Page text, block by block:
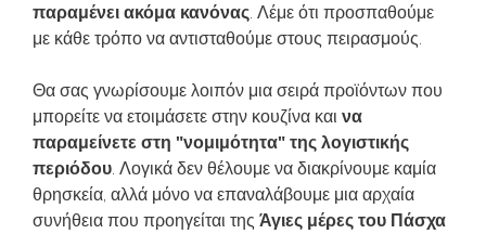
παραμένει ακόμα κανόνας. Λέμε ότι προσπαθούμε
με κάθε τρόπο να αντισταθούμε στους πειρασμούς.
Θα σας γνωρίσουμε λοιπόν μια σειρά προϊόντων που
μπορείτε να ετοιμάσετε στην κουζίνα και να
παραμείνετε στη "νομιμότητα" της λογιστικής
περιόδου. Λογικά δεν θέλουμε να διακρίνουμε καμία
θρησκεία, αλλά μόνο να επαναλάβουμε μια αρχαία
συνήθεια που προηγείται της Άγιες μέρες του Πάσχα